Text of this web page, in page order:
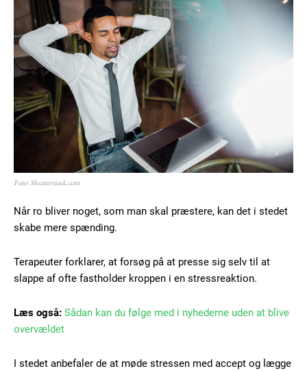
Foto: Shutterstock.com
Når ro bliver noget, som man skal præstere, kan det i stedet
skabe mere spænding.
Terapeuter forklarer, at forsøg på at presse sig selv til at
slappe af ofte fastholder kroppen i en stressreaktion.
Læs også: Sådan kan du følge med i nyhederne uden at blive
overvældet
I stedet anbefaler de at møde stressen med accept og lægge